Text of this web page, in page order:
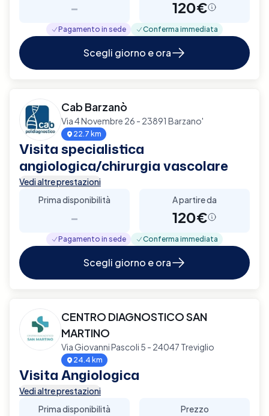
- 120€
Pagamento in sede Conferma immediata
Scegli giorno e ora
Cab Barzanò
Via 4 Novembre 26 - 23891 Barzano'
22.7 km
Visita specialistica
angiologica/chirurgia vascolare
Vedi altre prestazioni
Prima disponibilità
-
A partire da
120€
Pagamento in sede Conferma immediata
Scegli giorno e ora
CENTRO DIAGNOSTICO SAN
MARTINO
Via Giovanni Pascoli 5 - 24047 Treviglio
24.4 km
Visita Angiologica
Vedi altre prestazioni
Prima disponibilità
Prezzo